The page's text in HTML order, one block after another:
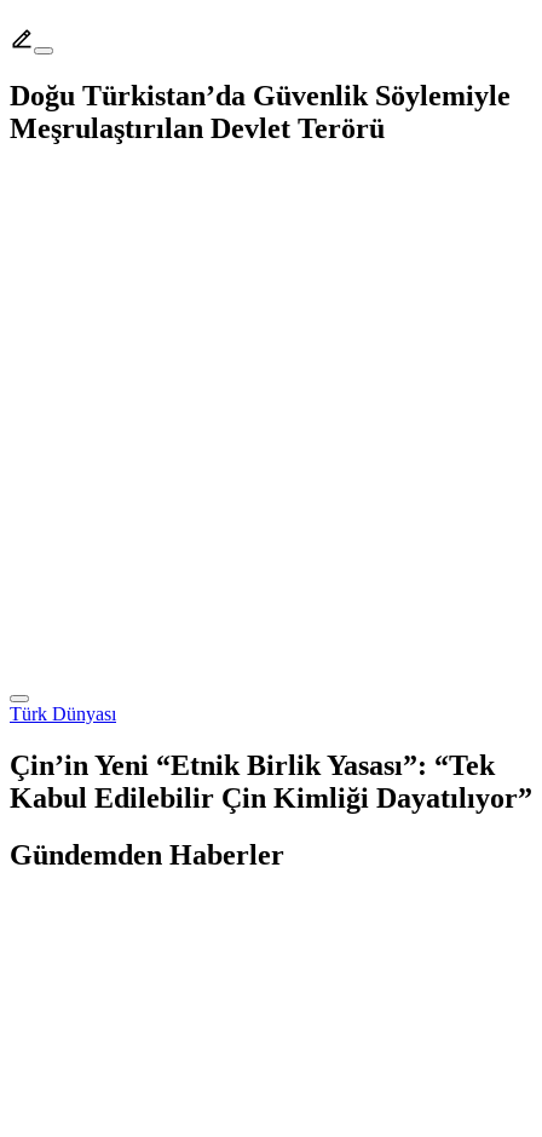
Doğu Türkistan’da Güvenlik Söylemiyle
Meşrulaştırılan Devlet Terörü
Türk Dünyası
Çin’in Yeni “Etnik Birlik Yasası”: “Tek
Kabul Edilebilir Çin Kimliği Dayatılıyor”
Gündemden Haberler